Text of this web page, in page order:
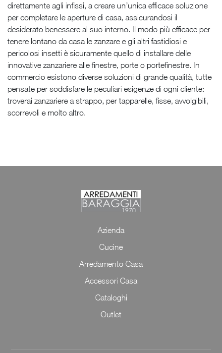
direttamente agli infissi, a creare un’unica efficace soluzione
per completare le aperture di casa, assicurandosi il
desiderato benessere al suo interno. Il modo più efficace per
tenere lontano da casa le zanzare e gli altri fastidiosi e
pericolosi insetti è sicuramente quello di installare delle
innovative zanzariere alle finestre, porte o portefinestre. In
commercio esistono diverse soluzioni di grande qualità, tutte
pensate per soddisfare le peculiari esigenze di ogni cliente:
troverai zanzariere a strappo, per tapparelle, fisse, avvolgibili,
scorrevoli e molto altro.
Azienda
Cucine
Arredamento Casa
Accessori Casa
Cataloghi
Outlet